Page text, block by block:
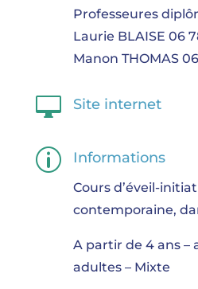
Professeures
Laurie BLAISE 06
Manon THOMAS
 Site internet
p Informations
Cours d’éveil-
contemporaine,
A partir de 4 ans –
adultes – Mixte